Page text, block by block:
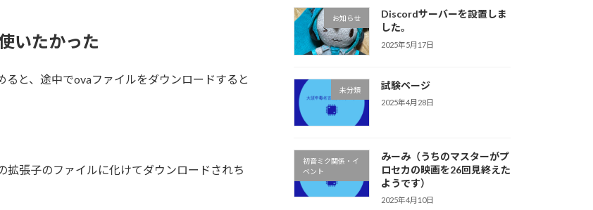
いたかった
と、途中でovaファイルをダウンロードすると
張子のファイルに化けてダウンロードされち
お知らせ
Discordサーバーを設置しま
した。
2025年5月17日
未分類 試験ページ
2025年4月28日
初音ミク関係・イ
ベント
みーみ（うちのマスターがプ
ロセカの映画を26回見終えた
ようです）
2025年4月10日